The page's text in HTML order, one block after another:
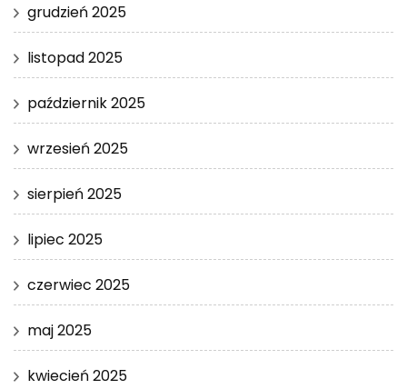
grudzień 2025
listopad 2025
październik 2025
wrzesień 2025
sierpień 2025
lipiec 2025
czerwiec 2025
maj 2025
kwiecień 2025